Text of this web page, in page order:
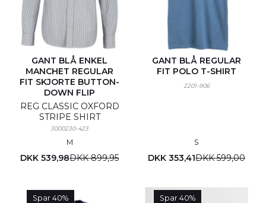
GANT BLÅ ENKEL
MANCHET REGULAR
FIT SKJORTE BUTTON-
DOWN FLIP
REG CLASSIC OXFORD
STRIPE SHIRT
3000230-423
M
DKK 539,98DKK 899,95
GANT BLÅ REGULAR
FIT POLO T-SHIRT
2201-906
S
DKK 353,41DKK 599,00
Spar 40% Spar 40%